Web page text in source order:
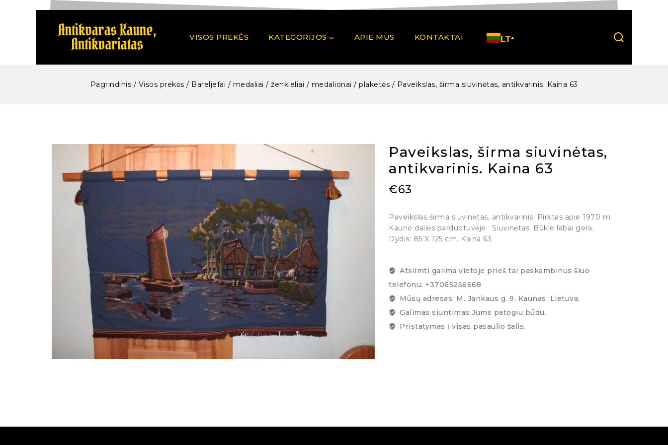
VISOS PREKĖS KATEGORIJOS APIE MUS KONTAKTAI LT
Pagrindinis / Visos prekės / Bareljefai / medaliai / ženkleliai / medalionai / plaketės / Paveikslas, širma siuvinėtas, antikvarinis. Kaina 63
Paveikslas, širma siuvinėtas,
antikvarinis. Kaina 63
€63
Paveikslas širma siuvinėtas, antikvarinis. Pirktas apie 1970 m.
Kauno dailės parduotuvėje. Siuvinėtas. Būkle labai gera.
Dydis: 85 X 125 cm. Kaina 63
Atsiimti galima vietoje prieš tai paskambinus šiuo
telefonu: +37065256668
Mūsų adresas: M. Jankaus g. 9, Kaunas, Lietuva.
Galimas siuntimas Jums patogiu būdu.
Pristatymas į visas pasaulio šalis.